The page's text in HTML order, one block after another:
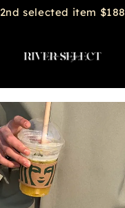
2nd selected item $188